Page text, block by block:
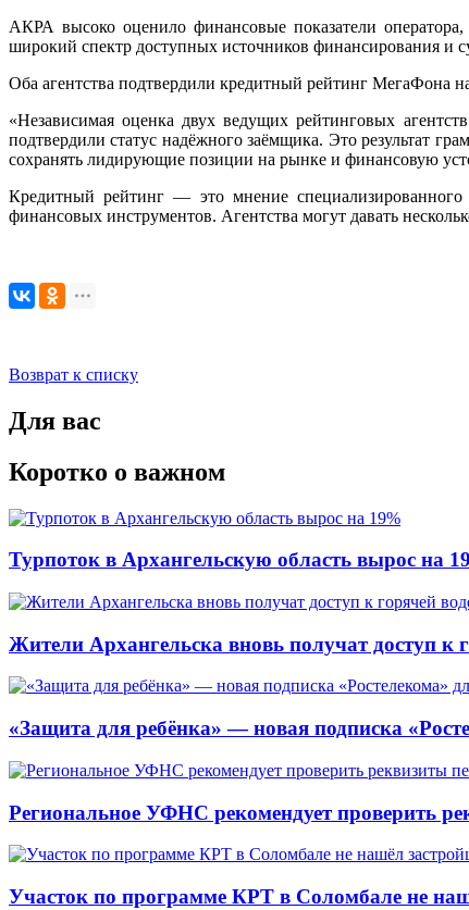
АКРА высоко оценило финансовые показатели
широкий спектр доступных источников финансирования и
Оба агентства подтвердили кредитный рейтинг
«Независимая оценка двух ведущих рейтинговых
подтвердили статус надёжного заёмщика. Это результат
сохранять лидирующие позиции на рынке и финансовую
Кредитный рейтинг — это мнение специализированного
финансовых инструментов. Агентства могут давать
Возврат к списку
Для вас
Коротко о важном
Турпоток в Архангельскую область вырос на
Жители Архангельска вновь получат доступ к
«Защита для ребёнка» — новая подписка
Региональное УФНС рекомендует проверить
Участок по программе КРТ в Соломбале не